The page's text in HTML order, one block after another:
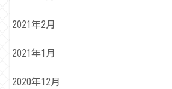
2021年2月
2021年1月
2020年12月